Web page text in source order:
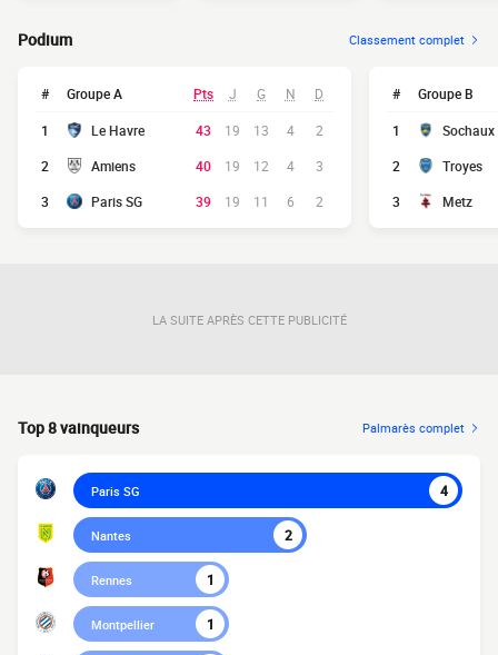
Podium Classement complet
# Groupe A Pts J G N D
1 Le Havre 43 19 13 4
2
2
Amiens 40 19 12 4
3
3
Paris SG 39 19 11 6 2
# Groupe B
1
Sochaux
2
Troyes
3
Metz
LA SUITE APRÈS CETTE PUBLICITÉ
Top 8 vainqueurs Palmarès complet
Paris SG 4
Nantes 2
Rennes 1
Montpellier 1